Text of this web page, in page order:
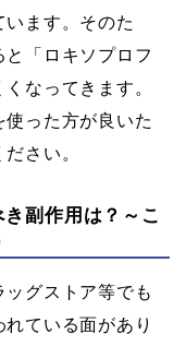
ます。そのた
「ロキソプロフ
なってきます。
った方が良いた
さい。
副作用は？～こ
ッグストア等でも
ている面があり